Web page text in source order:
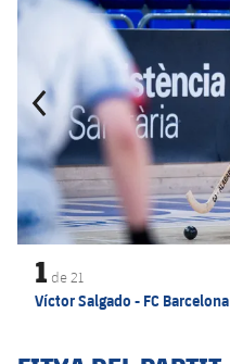
1 de 21
Víctor Salgado - FC Barcelona